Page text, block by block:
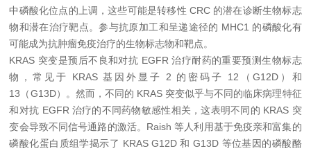
中磷酸化位点的上调，这些可能是转移性 CRC 的潜在诊断生物标志
物和潜在治疗靶点。参与抗原加工和呈递途径的 MHC1 的磷酸化有
可能成为抗肿瘤免疫治疗的生物标志物和靶点。
KRAS 突变是预后不良和对抗 EGFR 治疗耐药的重要预测生物标志
物，常见于 KRAS 基因外显子 2 的密码子 12（G12D）和
13（G13D）。然而，不同的 KRAS 突变似乎与不同的临床病理特征
和对抗 EGFR 治疗的不同药物敏感性相关，这表明不同的 KRAS 突
变会导致不同信号通路的激活。Raish 等人利用基于免疫亲和富集的
磷酸化蛋白质组学揭示了 KRAS G12D 和 G13D 等位基因的磷酸酪